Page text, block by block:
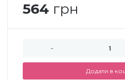
Блискітки для нігтів
Меланж (цукровий ефект)
Каміфубукі (конфетті)
564 грн
-
Додати в